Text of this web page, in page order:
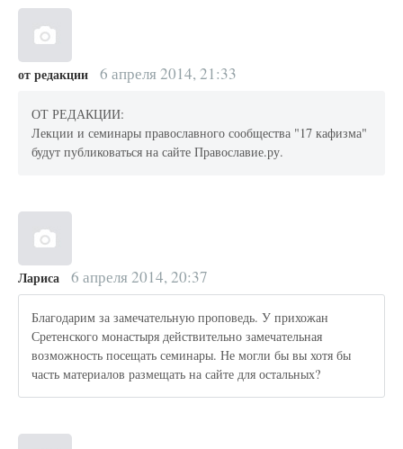
от редакции 6 апреля 2014, 21:33
ОТ РЕДАКЦИИ:
Лекции и семинары православного сообщества "17 кафизма"
будут публиковаться на сайте Православие.ру.
Лариса 6 апреля 2014, 20:37
Благодарим за замечательную проповедь. У прихожан
Сретенского монастыря действительно замечательная
возможность посещать семинары. Не могли бы вы хотя бы
часть материалов размещать на сайте для остальных?